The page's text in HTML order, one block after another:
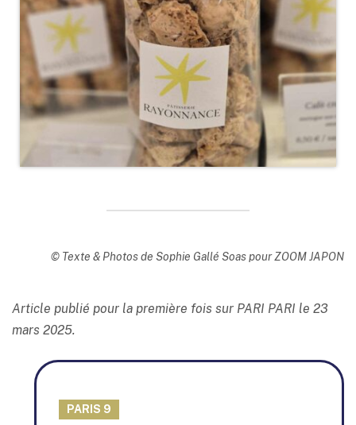
© Texte & Photos de Sophie Gallé Soas pour ZOOM JAPON
Article publié pour la première fois sur PARI PARI le 23
mars 2025.
PARIS 9